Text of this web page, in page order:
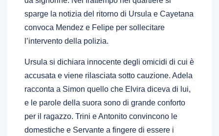
sparge la notizia del ritorno di Ursula e Cayetana
convoca Mendez e Felipe per sollecitare
l’intervento della polizia.
Ursula si dichiara innocente degli omicidi di cui è
accusata e viene rilasciata sotto cauzione. Adela
racconta a Simon quello che Elvira diceva di lui,
e le parole della suora sono di grande conforto
per il ragazzo. Trini e Antonito convincono le
domestiche e Servante a fingere di essere i